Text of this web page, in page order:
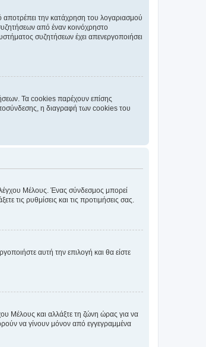
την κατάχρηση του λογαριασμού
από έναν κοινόχρηστο
συζητήσεων έχει απενεργοποιήσει
Τα cookies παρέχουν επίσης
η διαγραφή των cookies του
Μέλους. Ένας σύνδεσμος μπορεί
ρυθμίσεις και τις προτιμήσεις σας.
αυτή την επιλογή και θα είστε
Μέλους και αλλάξτε τη ζώνη ώρας για να
να γίνουν μόνον από εγγεγραμμένα